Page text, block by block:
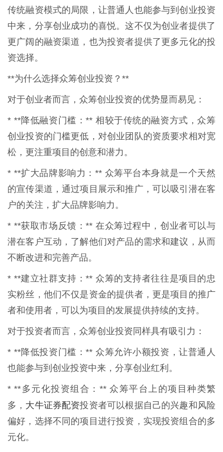
传统融资模式的局限，让普通人也能参与到创业投资
中来，分享创业成功的喜悦。这不仅为创业者提供了
更广阔的融资渠道，也为投资者提供了更多元化的投
资选择。
**为什么选择众筹创业投资？**
对于创业者而言，众筹创业投资的优势显而易见：
* **降低融资门槛：** 相较于传统的融资方式，众筹
创业投资的门槛更低，对创业团队的资质要求相对宽
松，更注重项目的创意和潜力。
* **扩大品牌影响力：** 众筹平台本身就是一个天然
的宣传渠道，通过项目展示和推广，可以吸引潜在客
户的关注，扩大品牌影响力。
* **获取市场反馈：** 在众筹过程中，创业者可以与
潜在客户互动，了解他们对产品的需求和建议，从而
不断改进和完善产品。
* **建立社群支持：** 众筹的支持者往往是项目的忠
实粉丝，他们不仅是资金的提供者，更是项目的推广
者和使用者，可以为项目的发展提供持续的支持。
对于投资者而言，众筹创业投资同样具有吸引力：
* **降低投资门槛：** 众筹允许小额投资，让普通人
也能参与到创业投资中来，分享创业红利。
* **多元化投资组合：** 众筹平台上的项目种类繁
多， 大牛证券配资投资者可以根据自己的兴趣和风险
偏好，选择不同的项目进行投资，实现投资组合的多
元化。